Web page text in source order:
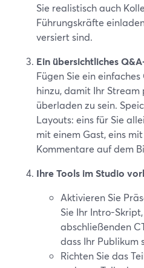
Sie realistisch auch
Führungskräfte
versiert sind.
Ein übersichtliches
Fügen Sie ein
hinzu, damit Ihr Stream
überladen zu sein.
Layouts: eins für Sie
mit einem Gast, eins
Kommentare auf dem
Ihre Tools im Studio
Aktivieren Sie
Sie Ihr Intro-
abschließenden
dass Ihr Publikum
Richten Sie das